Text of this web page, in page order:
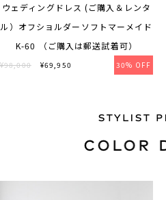
ウェディングドレス (ご購入＆レンタ
ル）オフショルダーソフトマーメイド
K-60 （ご購入は郵送試着可）
¥98,000 ¥69,950 30% OFF